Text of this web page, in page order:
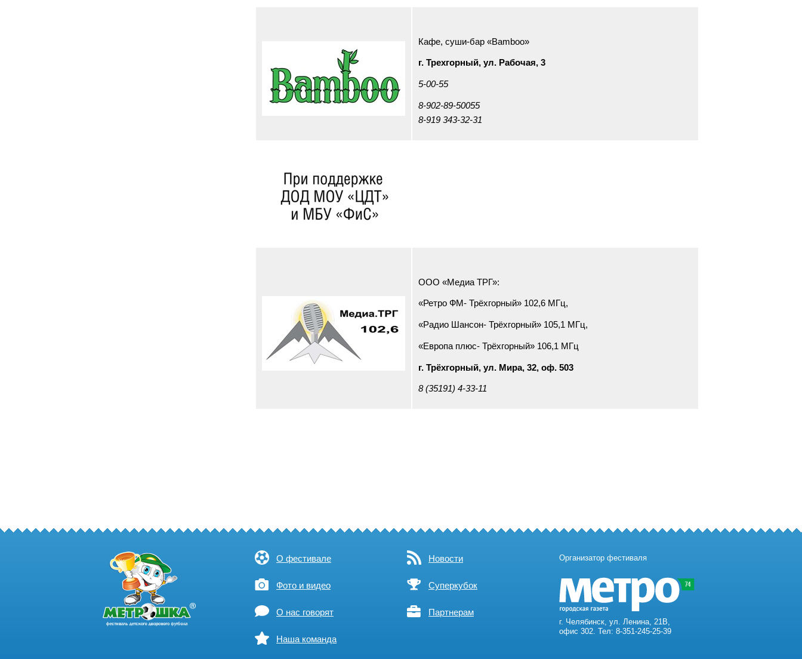
Кафе, суши-бар «Bamboo»
г. Трехгорный, ул. Рабочая, 3
5-00-55
8-902-89-50055
8-919 343-32-31
ООО «Медиа ТРГ»:
«Ретро ФМ- Трёхгорный» 102,6 МГц,
«Радио Шансон- Трёхгорный» 105,1 МГц,
«Европа плюс- Трёхгорный» 106,1 МГц
г. Трёхгорный, ул. Мира, 32, оф. 503
8 (35191) 4-33-11
О фестивале Новости
Фото и видео Суперкубок
О нас говорят Партнерам
Наша команда
Организатор фестиваля
г. Челябинск, ул. Ленина, 21В,
офис 302. Тел: 8-351-245-25-39